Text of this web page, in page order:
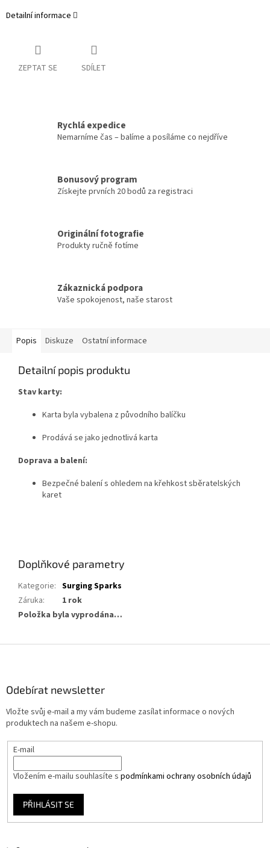
Detailní informace
ZEPTAT SE SDÍLET
Rychlá expedice
Nemarníme čas – balíme a posíláme co nejdříve
Bonusový program
Získejte prvních 20 bodů za registraci
Originální fotografie
Produkty ručně fotíme
Zákaznická podpora
Vaše spokojenost, naše starost
Popis Diskuze Ostatní informace
Detailní popis produktu
Stav karty:
Karta byla vybalena z původního balíčku
Prodává se jako jednotlivá karta
Doprava a balení:
Bezpečné balení s ohledem na křehkost sběratelských
karet
Doplňkové parametry
Kategorie: Surging Sparks
Záruka:
1 rok
Položka byla vyprodána…
Odebírat newsletter
Vložte svůj e-mail a my vám budeme zasílat informace o nových
produktech na našem e-shopu.
E-mail
Vložením e-mailu souhlasíte s podmínkami ochrany osobních údajů
PŘIHLÁSIT SE